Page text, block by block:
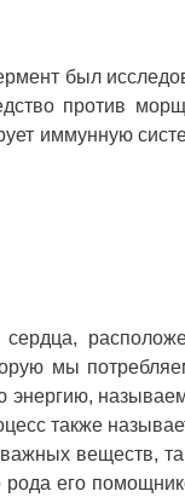
был
против
иммунную
мы
энергию,
также
веществ,
рода его